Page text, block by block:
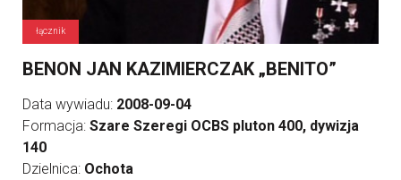
łącznik
BENON JAN KAZIMIERCZAK „BENITO”
Data wywiadu: 2008-09-04
Formacja: Szare Szeregi OCBS pluton 400, dywizja
140
Dzielnica: Ochota